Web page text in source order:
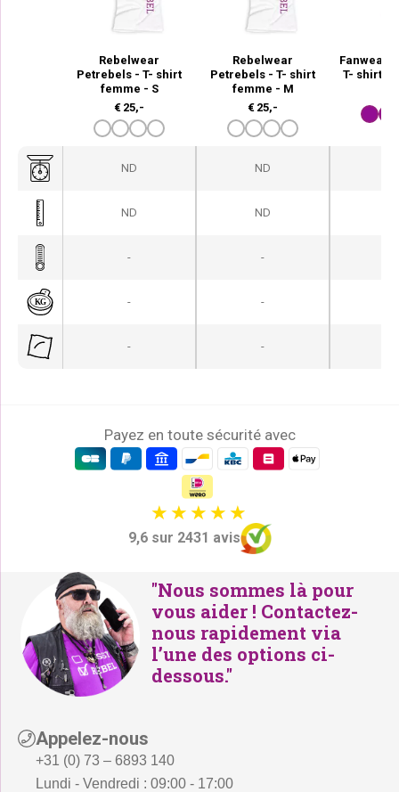
Rebelwear
Petrebels - T- shirt
femme - S
€ 25,-
Rebelwear
Petrebels - T- shirt
femme - M
€ 25,-
Fanwear
T- shirt
ND ND
ND ND
- -
- -
- -
Payez en toute sécurité avec
9,6 sur 2431 avis
"Nous sommes là pour
vous aider ! Contactez-
nous rapidement via
l’une des options ci-
dessous."
Appelez-nous
+31 (0) 73 – 6893 140
Lundi - Vendredi : 09:00 - 17:00